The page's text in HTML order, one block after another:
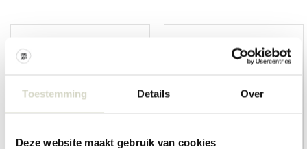
Toestemming Details Over
Deze website maakt gebruik van cookies